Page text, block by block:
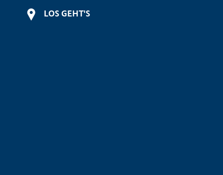
LOS GEHT'S